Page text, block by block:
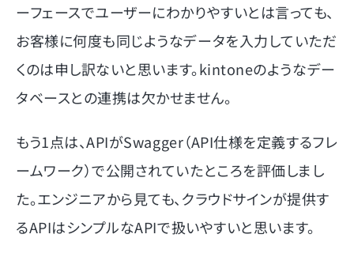
ーフェースでユーザーにわかりやすいとは言っても、
お客様に何度も同じようなデータを入力していただ
くのは申し訳ないと思います。kintoneのようなデー
タベースとの連携は欠かせません。
もう1点は、APIがSwagger（API仕様を定義するフレ
ームワーク）で公開されていたところを評価しまし
た。エンジニアから見ても、クラウドサインが提供す
るAPIはシンプルなAPIで扱いやすいと思います。